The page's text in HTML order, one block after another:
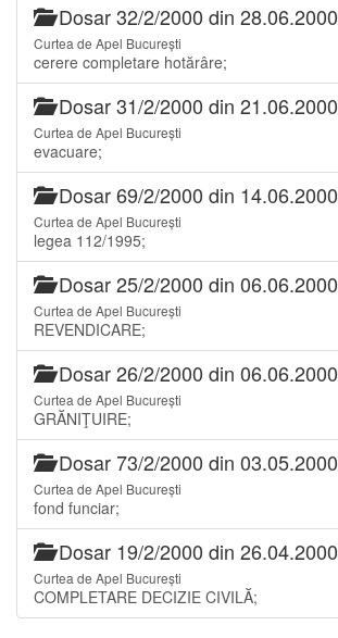
Dosar 32/2/2000 din 28.06.2000
Curtea de Apel București
cerere completare hotărâre;
Dosar 31/2/2000 din 21.06.2000
Curtea de Apel București
evacuare;
Dosar 69/2/2000 din 14.06.2000
Curtea de Apel București
legea 112/1995;
Dosar 25/2/2000 din 06.06.2000
Curtea de Apel București
REVENDICARE;
Dosar 26/2/2000 din 06.06.2000
Curtea de Apel București
GRĂNIŢUIRE;
Dosar 73/2/2000 din 03.05.2000
Curtea de Apel București
fond funciar;
Dosar 19/2/2000 din 26.04.2000
Curtea de Apel București
COMPLETARE DECIZIE CIVILĂ;